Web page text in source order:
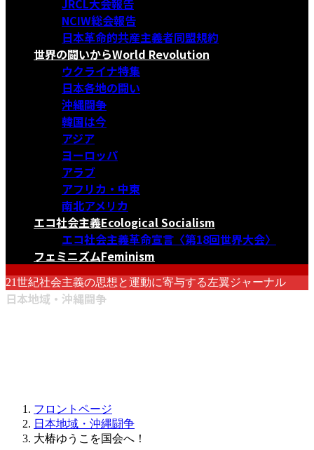
JRCL大会報告
NCIW総会報告
日本革命的共産主義者同盟規約
世界の闘いからWorld Revolution
ウクライナ特集
日本各地の闘い
沖縄闘争
韓国は今
アジア
ヨーロッパ
アラブ
アフリカ・中東
南北アメリカ
エコ社会主義Ecological Socialism
エコ社会主義革命宣言〈第18回世界大会〉
フェミニズムFeminism
21世紀社会主義の思想と運動に寄与する左翼ジャーナル
日本地域・沖縄闘争
フロントページ
日本地域・沖縄闘争
大椿ゆうこを国会へ！